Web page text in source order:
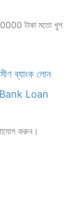
টাকা মতো খুপ
ব্যাংক লোন
Loan
করুন।